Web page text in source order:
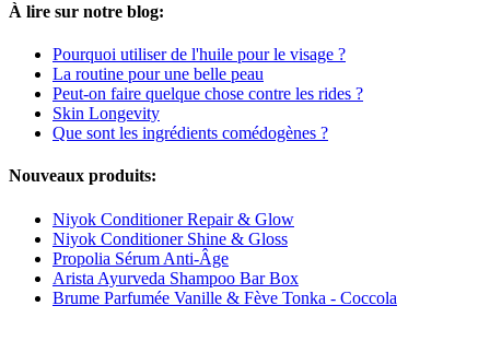
À lire sur notre blog:
Pourquoi utiliser de l'huile pour le visage ?
La routine pour une belle peau
Peut-on faire quelque chose contre les rides ?
Skin Longevity
Que sont les ingrédients comédogènes ?
Nouveaux produits:
Niyok Conditioner Repair & Glow
Niyok Conditioner Shine & Gloss
Propolia Sérum Anti-Âge
Arista Ayurveda Shampoo Bar Box
Brume Parfumée Vanille & Fève Tonka - Coccola